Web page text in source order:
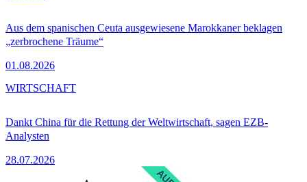
Aus dem spanischen Ceuta ausgewiesene Marokkaner beklagen
„zerbrochene Träume“
01.08.2026
Dankt China für die Rettung der Weltwirtschaft, sagen EZB-
Analysten
28.07.2026
WIRTSCHAFT